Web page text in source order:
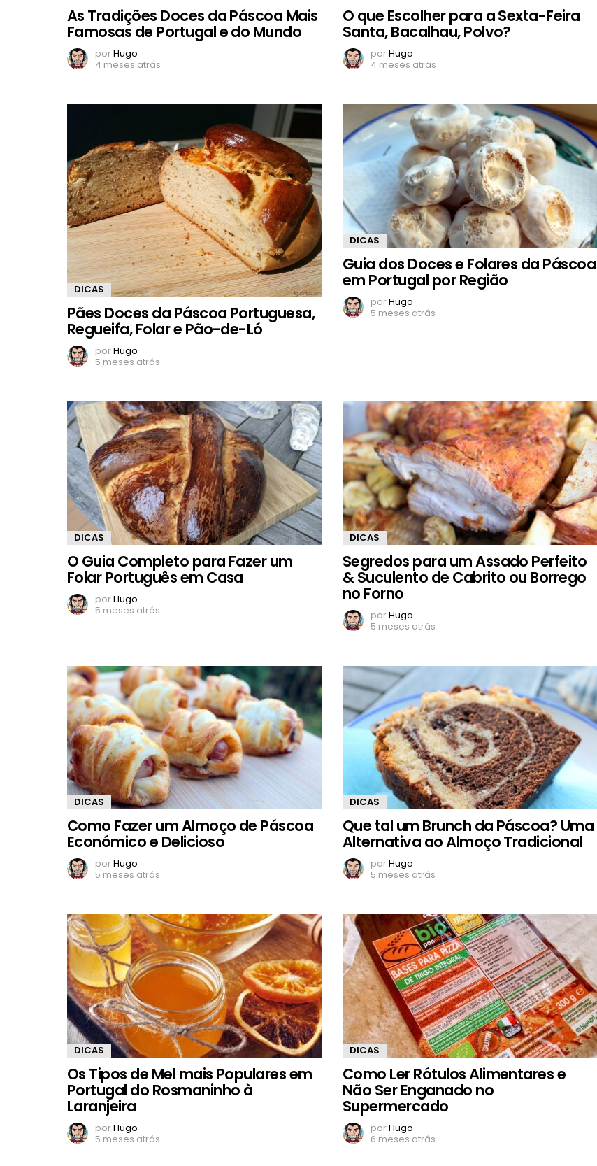
As Tradições Doces da Páscoa Mais
Famosas de Portugal e do Mundo
porHugo
4 meses atrás
O que Escolher para a Sexta-Feira
Santa, Bacalhau, Polvo?
porHugo
4 meses atrás
DICAS
Pães Doces da Páscoa Portuguesa,
Regueifa, Folar e Pão-de-Ló
porHugo
5 meses atrás
DICAS
Guia dos Doces e Folares da Páscoa
em Portugal por Região
porHugo
5 meses atrás
DICAS
O Guia Completo para Fazer um
Folar Português em Casa
porHugo
5 meses atrás
DICAS
Segredos para um Assado Perfeito
& Suculento de Cabrito ou Borrego
no Forno
porHugo
5 meses atrás
DICAS
Como Fazer um Almoço de Páscoa
Económico e Delicioso
porHugo
5 meses atrás
DICAS
Que tal um Brunch da Páscoa? Uma
Alternativa ao Almoço Tradicional
porHugo
5 meses atrás
DICAS
Os Tipos de Mel mais Populares em
Portugal do Rosmaninho à
Laranjeira
porHugo
5 meses atrás
DICAS
Como Ler Rótulos Alimentares e
Não Ser Enganado no
Supermercado
porHugo
6 meses atrás